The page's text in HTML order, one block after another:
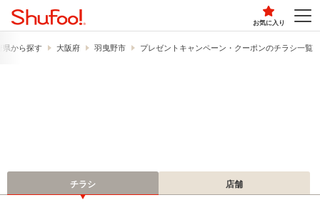
お気に入り
県から探す 大阪府 羽曳野市 プレゼントキャンペーン・クーポンのチラシ一覧
チラシ 店舗